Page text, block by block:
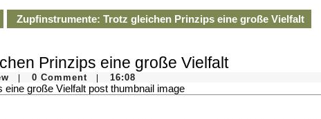
Zupfinstrumente: Trotz gleichen Prinzips eine große Vielfalt
Prinzips eine große Vielfalt
Erik
Esot
van
0 Comment 16:08